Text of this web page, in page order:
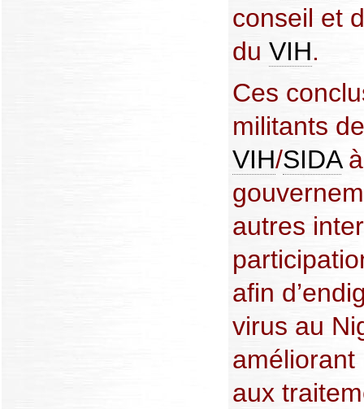
conseil et
du VIH.
Ces
militants
VIH/SIDAà
autres
afin
virus au
améliorant
aux